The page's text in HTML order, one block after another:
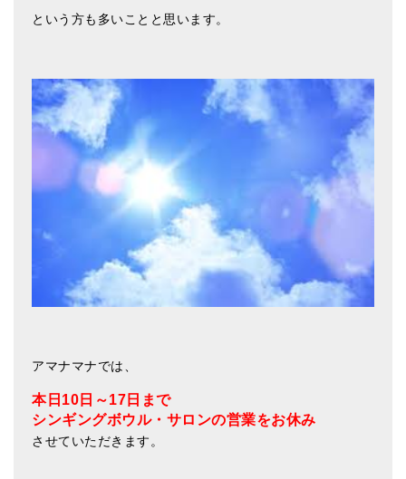
お得なアマナマナ・セット
スティック・マレット・リング（台座）
アマナマナのティンシャ
プレミアム・ティンシャ（L・M）
ベーシック・ティンシャ（4種）
チベット・真マントラ香
ベル＆ドルジェ
シンギングボウル入門本・CD
という方も多いことと思います。
アマナマナでは、
本日10日～17日まで
シンギングボウル・サロンの営業をお休み
させていただきます。